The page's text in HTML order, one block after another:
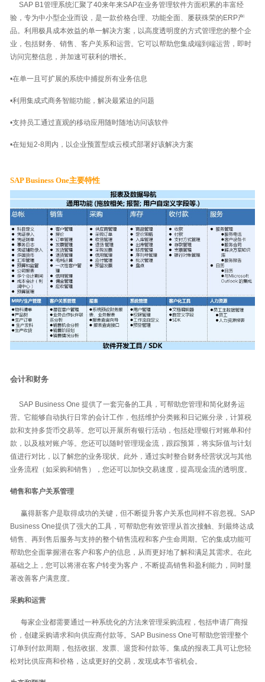
SAP B1管理系统汇聚了40来年来SAP在业务管理软件方面积累的丰富经
验，专为中小型企业而设，是一款价格合理、功能全面、屡获殊荣的ERP产
品。利用极具成本效益的单一解决方案，以高度透明度的方式管理您的整个企
业，包括财务、销售、客户关系和运营。它可以帮助您集成端到端运营，即时
访问完整信息，并加速可获利的增长。
•在单一且可扩展的系统中捕捉所有业务信息
•利用集成式商务智能功能，解决最紧迫的问题
•支持员工通过直观的移动应用随时随地访问该软件
•在短短2-8周内，以企业预置型或云模式部署好该解决方案
SAP Business One主要特性
会计和财务
SAP Business One 提供了一套完备的工具，可帮助您管理和简化财务运
营。它能够自动执行日常的会计工作，包括维护分类账和日记账分录，计算税
款和支持多货币交易等。您可以开展所有银行活动，包括处理银行对账单和付
款，以及核对账户等。您还可以随时管理现金流，跟踪预算，将实际值与计划
值进行对比，以了解您的业务现状。此外，通过实时整合财务经营状况与其他
业务流程（如采购和销售），您还可以加快交易速度，提高现金流的透明度。
销售和客户关系管理
赢得新客户是取得成功的关键，但不断提升客户关系也同样不容忽视。SAP
Business One提供了强大的工具，可帮助您有效管理从首次接触、到最终达成
销售、再到售后服务与支持的整个销售流程和客户生命周期。它的集成功能可
帮助您全面掌握潜在客户和客户的信息，从而更好地了解和满足其需求。在此
基础之上，您可以将潜在客户转变为客户，不断提高销售和盈利能力，同时显
著改善客户满意度。
采购和运营
每家企业都需要通过一种系统化的方法来管理采购流程，包括申请厂商报
价，创建采购请求和向供应商付款等。SAP Business One可帮助您管理整个
订单到付款周期，包括收据、发票、退货和付款等。集成的报表工具可让您轻
松对比供应商和价格，达成更好的交易，发现成本节省机会。